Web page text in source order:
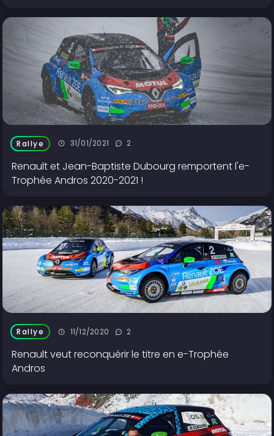
Rallye 31/01/2021 2
Renault et Jean-Baptiste Dubourg remportent l'e-
Trophée Andros 2020-2021 !
Rallye 11/12/2020 2
Renault veut reconquérir le titre en e-Trophée
Andros